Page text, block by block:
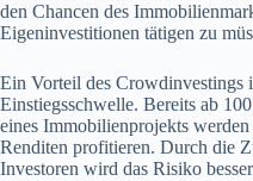
den Chancen des
Eigeninvestitionen tätigen zu
Ein Vorteil des Crowdinvestings
Einstiegsschwelle. Bereits ab
eines Immobilienprojekts
Renditen profitieren. Durch die
Investoren wird das Risiko